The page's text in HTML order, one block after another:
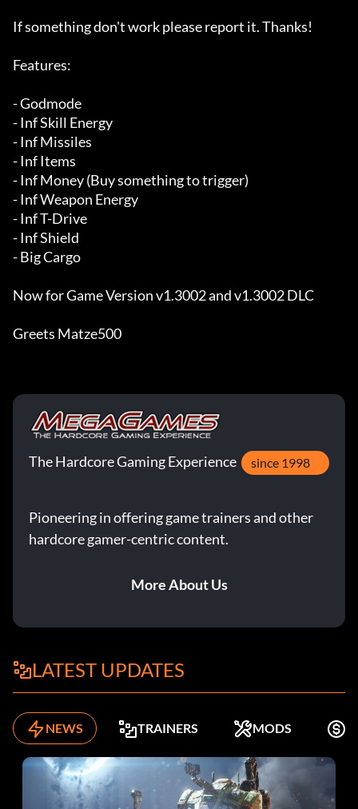
If something don't work please report it. Thanks!
Features:
- Godmode
- Inf Skill Energy
- Inf Missiles
- Inf Items
- Inf Money (Buy something to trigger)
- Inf Weapon Energy
- Inf T-Drive
- Inf Shield
- Big Cargo
Now for Game Version v1.3002 and v1.3002 DLC
Greets Matze500
The Hardcore Gaming Experience since 1998
Pioneering in offering game trainers and other
hardcore gamer-centric content.
More About Us
LATEST UPDATES
NEWS TRAINERS MODS